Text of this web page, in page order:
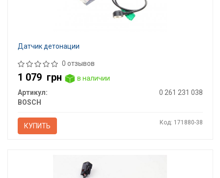
Датчик детонации
0 отзывов
1 079 грн
в наличии
Артикул:
0 261 231 038
BOSCH
КУПИТЬ Код: 171880-38